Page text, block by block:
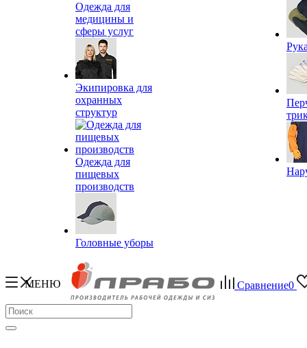
Одежда для
медицины и
сферы услуг
Экипировка для
охранных
структур
Одежда для
пищевых
производств
Головные уборы
МЕНЮ Сравнение0